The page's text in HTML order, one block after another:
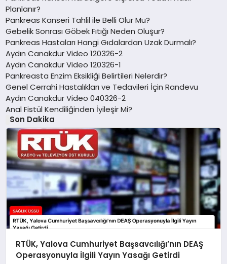
Planlanır?
Pankreas Kanseri Tahlil ile Belli Olur Mu?
Gebelik Sonrası Göbek Fıtığı Neden Oluşur?
Pankreas Hastaları Hangi Gıdalardan Uzak Durmalı?
Aydın Canakdur Video 120326-2
Aydın Canakdur Video 120326-1
Pankreasta Enzim Eksikliği Belirtileri Nelerdir?
Genel Cerrahi Hastalıkları ve Tedavileri İçin Randevu
Aydın Canakdur Video 040326-2
Anal Fistül Kendiliğinden İyileşir Mi?
Son Dakika
RTÜK, Yalova Cumhuriyet Başsavcılığı’nın DEAŞ
Operasyonuyla İlgili Yayın Yasağı Getirdi